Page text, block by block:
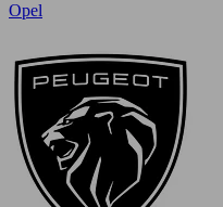
Opel